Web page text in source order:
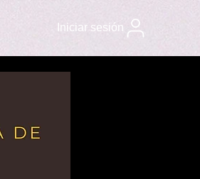
Iniciar sesión